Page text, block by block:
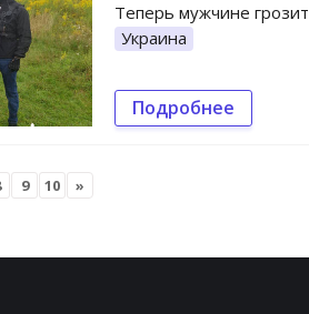
Теперь мужчине
Украина
Подробнее
9 10 »